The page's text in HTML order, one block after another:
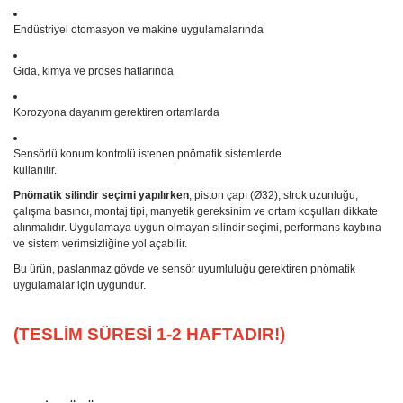
Endüstriyel otomasyon ve makine uygulamalarında
Gıda, kimya ve proses hatlarında
Korozyona dayanım gerektiren ortamlarda
Sensörlü konum kontrolü istenen pnömatik sistemlerde
kullanılır.
Pnömatik silindir seçimi yapılırken; piston çapı (Ø32), strok uzunluğu,
çalışma basıncı, montaj tipi, manyetik gereksinim ve ortam koşulları dikkate
alınmalıdır. Uygulamaya uygun olmayan silindir seçimi, performans kaybına
ve sistem verimsizliğine yol açabilir.
Bu ürün, paslanmaz gövde ve sensör uyumluluğu gerektiren pnömatik
uygulamalar için uygundur.
(TESLİM SÜRESİ 1-2 HAFTADIR!)